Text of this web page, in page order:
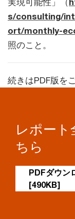
実現可能性」（
s/consulting/
ort/monthly-
照のこと。
続きはPDF版を
レポート
ちら
PDFダウン
[490KB]